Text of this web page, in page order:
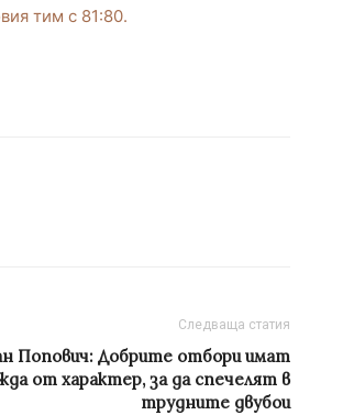
тим с 81:80.
Следваща статия
Попович: Добрите отбори имат
от характер, за да спечелят в
трудните двубои